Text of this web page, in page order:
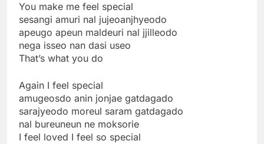
You make me feel special
sesangi amuri nal jujeoanjhyeodo
apeugo apeun maldeuri nal jjilleodo
nega isseo nan dasi useo
That’s what you do
Again I feel special
amugeosdo anin jonjae gatdagado
sarajyeodo moreul saram gatdagado
nal bureuneun ne moksorie
I feel loved I feel so special